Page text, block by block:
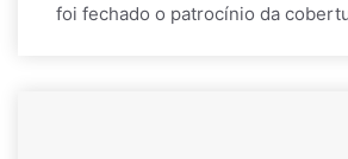
foi fechado o patrocínio da